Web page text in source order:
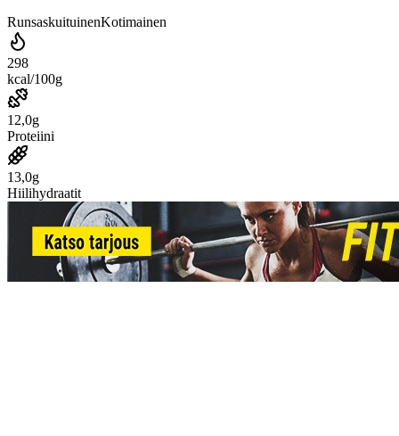
RunsaskuituinenKotimainen
298
kcal/100g
12,0g
Proteiini
13,0g
Hiilihydraatit